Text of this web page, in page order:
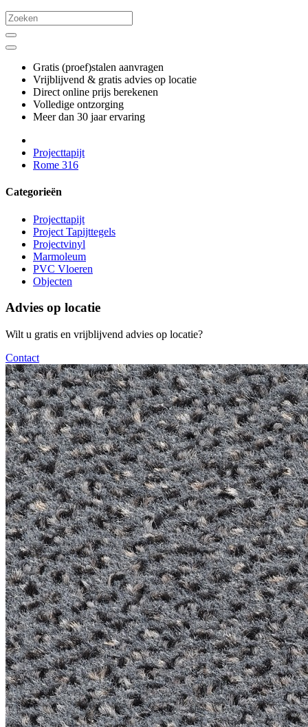
Gratis (proef)stalen aanvragen
Vrijblijvend & gratis advies op locatie
Direct online prijs berekenen
Volledige ontzorging
Meer dan 30 jaar ervaring
Projecttapijt
Rome 316
Categorieën
Projecttapijt
Project Tapijttegels
Projectvinyl
Marmoleum
PVC Vloeren
Objecten
Advies op locatie
Wilt u gratis en vrijblijvend advies op locatie?
Contact